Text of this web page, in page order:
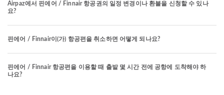
Airpaz에서 핀에어 / Finnair 항공권의 일정 변경이나 환불을 신청할 수 있나
요?
핀에어 / Finnair이(가) 항공편을 취소하면 어떻게 되나요?
핀에어 / Finnair 항공편을 이용할 때 출발 몇 시간 전에 공항에 도착해야 하
나요?